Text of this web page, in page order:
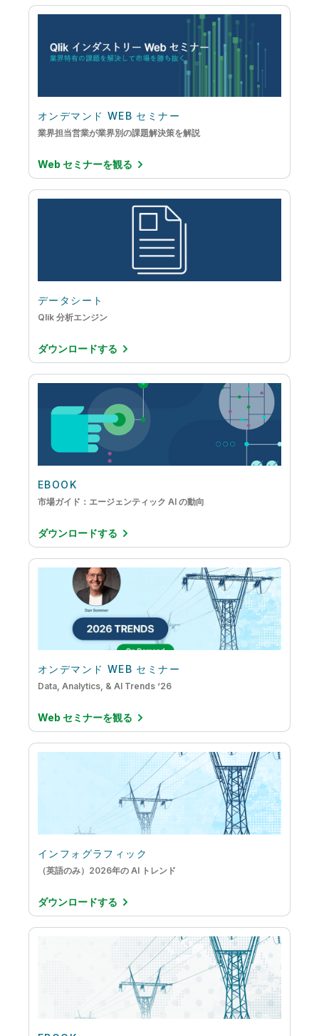
医療
小売
製造
金融サービス
IoT アナリティクス
クラウドデータの移行
データストリーミング
データのモダナイゼーション
データの品質と統制
データリテラシー
データレイクの構築
メインフレームからクラウドへの移行
拡張アナリティクス
組み込み型アナリティクス
オンデマンド WEB セミナー
業界担当営業が業界別の課題解決策を解説
Web セミナーを観る
データシート
Qlik 分析エンジン
ダウンロードする
EBOOK
市場ガイド：エージェンティック AI の動向
ダウンロードする
オンデマンド WEB セミナー
Data, Analytics, & AI Trends ‘26
Web セミナーを観る
インフォグラフィック
（英語のみ）2026年の AI トレンド
ダウンロードする